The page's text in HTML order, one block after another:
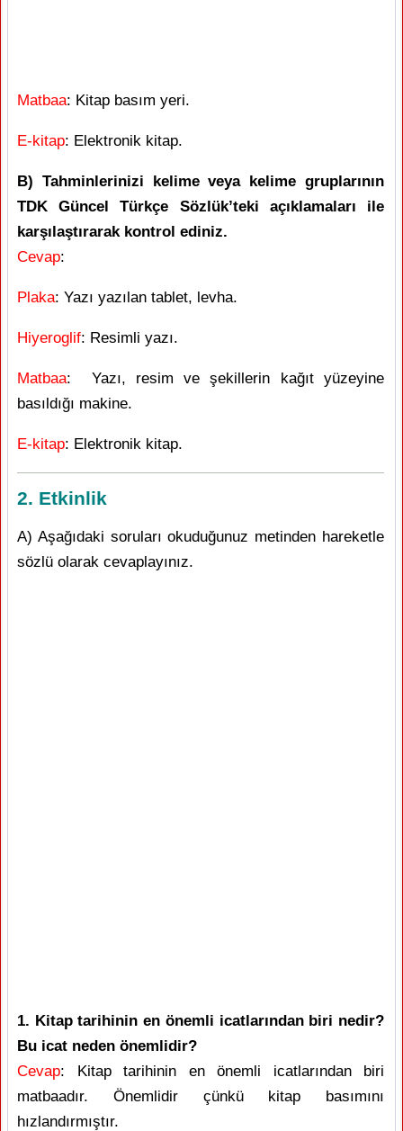
Matbaa: Kitap basım yeri.
E-kitap: Elektronik kitap.
B) Tahminlerinizi kelime veya kelime gruplarının
TDK Güncel Türkçe Sözlük’teki açıklamaları ile
karşılaştırarak kontrol ediniz.
Cevap:
Plaka: Yazı yazılan tablet, levha.
Hiyeroglif: Resimli yazı.
Matbaa: Yazı, resim ve şekillerin kağıt yüzeyine
basıldığı makine.
E-kitap: Elektronik kitap.
2. Etkinlik
A) Aşağıdaki soruları okuduğunuz metinden hareketle
sözlü olarak cevaplayınız.
1. Kitap tarihinin en önemli icatlarından biri nedir?
Bu icat neden önemlidir?
Cevap: Kitap tarihinin en önemli icatlarından biri
matbaadır. Önemlidir çünkü kitap basımını
hızlandırmıştır.